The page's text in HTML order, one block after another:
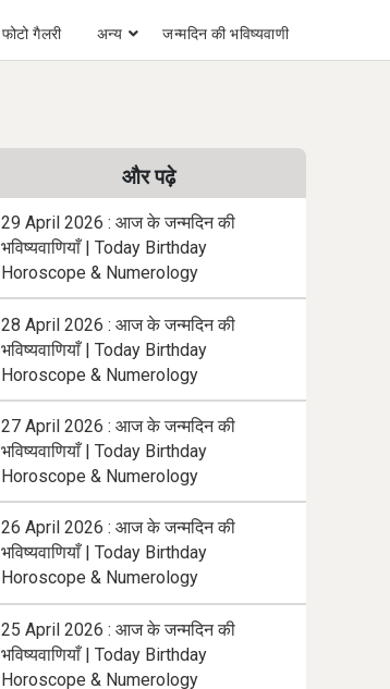
फोटो गैलरी अन्य जन्मदिन की भविष्यवाणी
और पढ़े
29 April 2026 : आज के जन्मदिन की
भविष्यवाणियाँ | Today Birthday
Horoscope & Numerology
28 April 2026 : आज के जन्मदिन की
भविष्यवाणियाँ | Today Birthday
Horoscope & Numerology
27 April 2026 : आज के जन्मदिन की
भविष्यवाणियाँ | Today Birthday
Horoscope & Numerology
26 April 2026 : आज के जन्मदिन की
भविष्यवाणियाँ | Today Birthday
Horoscope & Numerology
25 April 2026 : आज के जन्मदिन की
भविष्यवाणियाँ | Today Birthday
Horoscope & Numerology